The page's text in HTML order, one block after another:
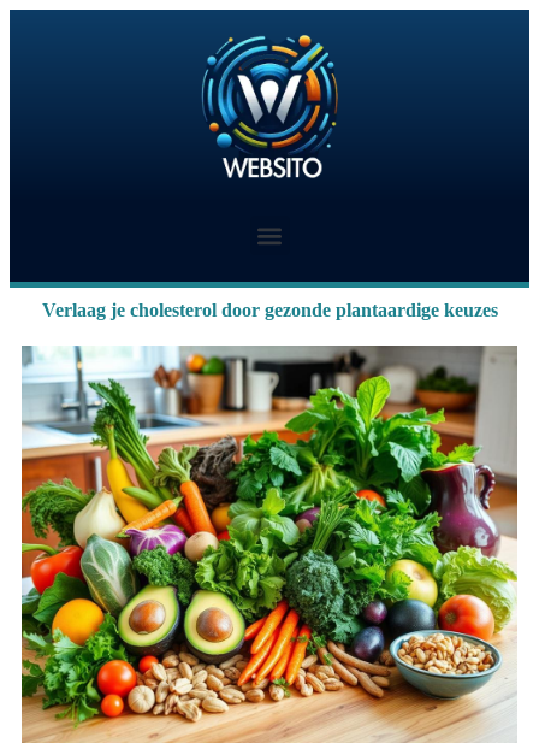
Verlaag je cholesterol door gezonde plantaardige keuzes